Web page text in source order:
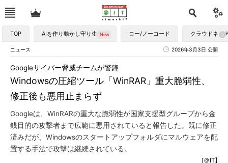
TOP AIを作り動かし守り生かす ロー/ノーコード クラウドネイ
ニュース 2026年3月3日 公開
Windowsの圧縮ツール「WinRAR」重大脆弱性、
修正後も悪用止まらず
Googleサイバー脅威チームが警鐘
Googleは、WinRARの重大な脆弱性が国家支援型グループから金
銭目的の攻撃者まで広範に悪用されていると報告した。既に修正
済みだが、Windowsのスタートアップフォルダにマルウェアを配
置する手法で攻撃は継続されている。
[＠IT]